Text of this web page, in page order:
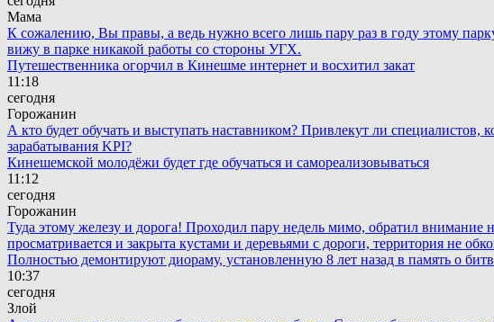
Мама
К сожалению, Вы правы, а ведь нужно всего лишь пару раз в году этому
вижу в парке никакой работы со стороны УГХ.
Путешественника огорчил в Кинешме интернет и восхитил закат
11:18
сегодня
Горожанин
А кто будет обучать и выступать наставником? Привлекут ли специалистов,
зарабатывания KPI?
Кинешемской молодёжи будет где обучаться и самореализовываться
11:12
сегодня
Горожанин
Туда этому железу и дорога! Проходил пару недель мимо, обратил внимание
просматривается и закрыта кустами и деревьями с дороги, территория не
Полностью демонтируют диораму, установленную 8 лет назад в память о
10:37
сегодня
Злой